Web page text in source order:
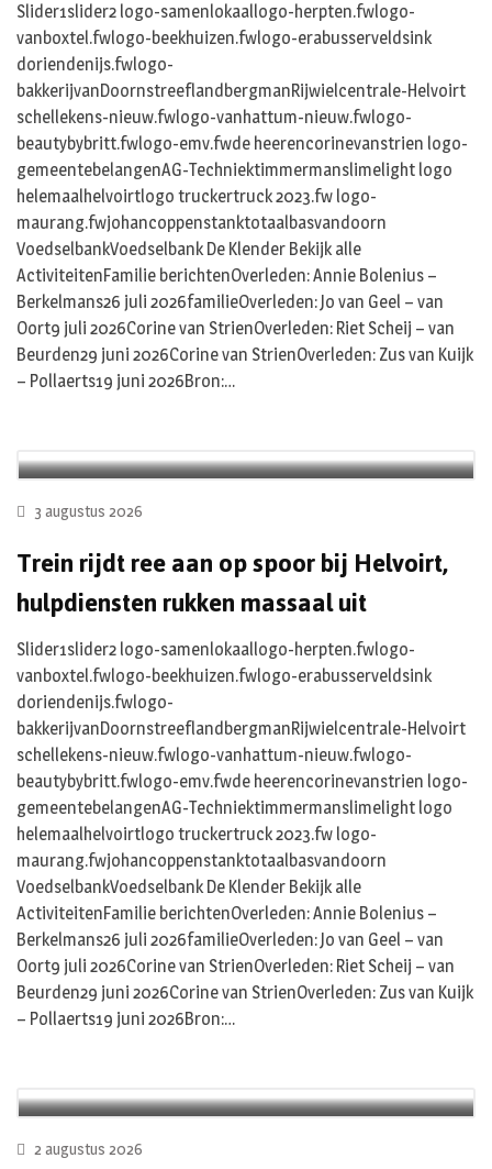
Slider1slider2 logo-samenlokaallogo-herpten.fwlogo-
vanboxtel.fwlogo-beekhuizen.fwlogo-erabusserveldsink
doriendenijs.fwlogo-
bakkerijvanDoornstreeflandbergmanRijwielcentrale-Helvoirt
schellekens-nieuw.fwlogo-vanhattum-nieuw.fwlogo-
beautybybritt.fwlogo-emv.fwde heerencorinevanstrien logo-
gemeentebelangenAG-Techniektimmermanslimelight logo
helemaalhelvoirtlogo truckertruck 2023.fw logo-
maurang.fwjohancoppenstanktotaalbasvandoorn
VoedselbankVoedselbank De Klender Bekijk alle
ActiviteitenFamilie berichtenOverleden: Annie Bolenius –
Berkelmans26 juli 2026familieOverleden: Jo van Geel – van
Oort9 juli 2026Corine van StrienOverleden: Riet Scheij – van
Beurden29 juni 2026Corine van StrienOverleden: Zus van Kuijk
– Pollaerts19 juni 2026Bron:…
3 augustus 2026
Trein rijdt ree aan op spoor bij Helvoirt,
hulpdiensten rukken massaal uit
Slider1slider2 logo-samenlokaallogo-herpten.fwlogo-
vanboxtel.fwlogo-beekhuizen.fwlogo-erabusserveldsink
doriendenijs.fwlogo-
bakkerijvanDoornstreeflandbergmanRijwielcentrale-Helvoirt
schellekens-nieuw.fwlogo-vanhattum-nieuw.fwlogo-
beautybybritt.fwlogo-emv.fwde heerencorinevanstrien logo-
gemeentebelangenAG-Techniektimmermanslimelight logo
helemaalhelvoirtlogo truckertruck 2023.fw logo-
maurang.fwjohancoppenstanktotaalbasvandoorn
VoedselbankVoedselbank De Klender Bekijk alle
ActiviteitenFamilie berichtenOverleden: Annie Bolenius –
Berkelmans26 juli 2026familieOverleden: Jo van Geel – van
Oort9 juli 2026Corine van StrienOverleden: Riet Scheij – van
Beurden29 juni 2026Corine van StrienOverleden: Zus van Kuijk
– Pollaerts19 juni 2026Bron:…
2 augustus 2026